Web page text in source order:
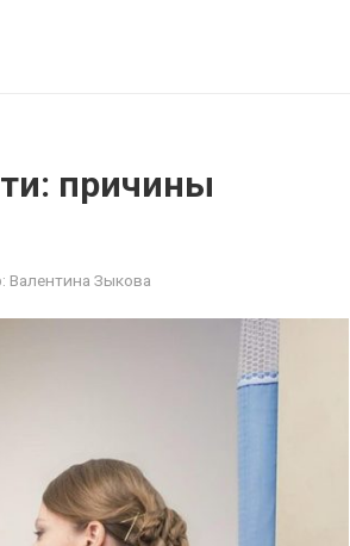
причины
Валентина Зыкова